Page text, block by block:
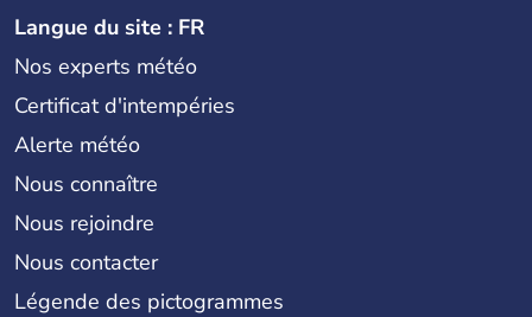
Langue du site : FR
Nos experts météo
Certificat d'intempéries
Alerte météo
Nous connaître
Nous rejoindre
Nous contacter
Légende des pictogrammes